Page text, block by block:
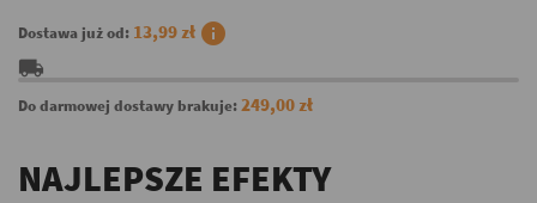
Dostawa już od: 13,99 zł info
local_shipping
Do darmowej dostawy brakuje:249,00 zł
NAJLEPSZE EFEKTY